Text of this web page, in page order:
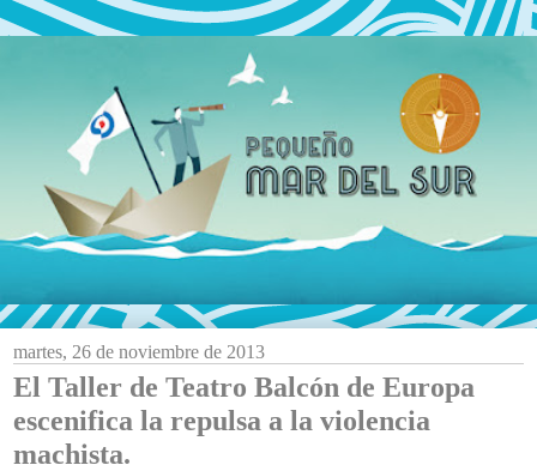
martes, 26 de noviembre de 2013
El Taller de Teatro Balcón de Europa
escenifica la repulsa a la violencia
machista.